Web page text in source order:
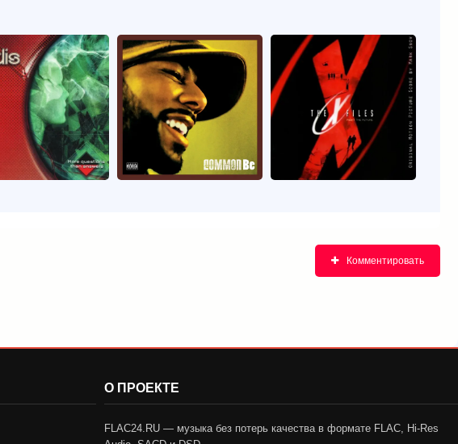
Комментировать
О ПРОЕКТЕ
FLAC24.RU — музыка без потерь качества в формате FLAC, Hi-Res